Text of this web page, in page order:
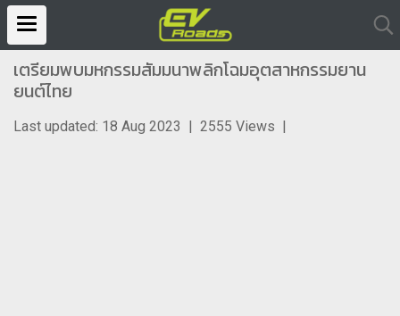
เตรียมพบมหกรรมสัมมนาพลิกโฉมอุตสาหกรรมยาน
ยนต์ไทย
Last updated: 18 Aug 2023 | 2555 Views |